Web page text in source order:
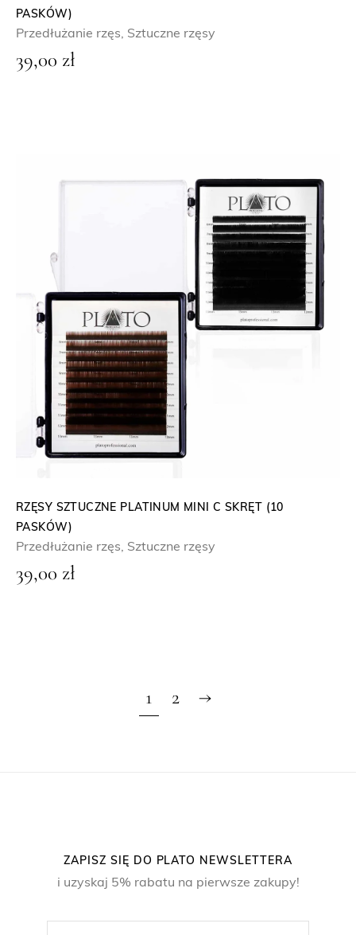
PASKÓW)
Przedłużanie rzęs, Sztuczne rzęsy
39,00 zł
RZĘSY SZTUCZNE PLATINUM MINI C SKRĘT (10
PASKÓW)
Przedłużanie rzęs, Sztuczne rzęsy
39,00 zł
1 2 →
ZAPISZ SIĘ DO PLATO NEWSLETTERA
i uzyskaj 5% rabatu na pierwsze zakupy!